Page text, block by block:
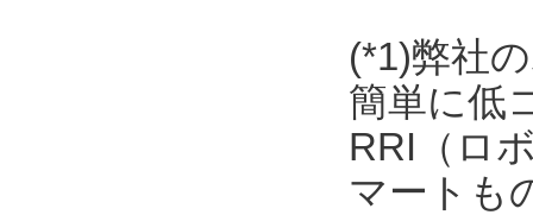
(*1)弊社
簡単に低
RRI（ロ
マートも